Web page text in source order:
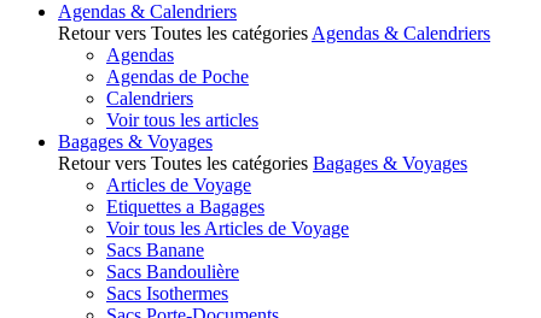
Agendas & Calendriers
Retour vers Toutes les catégories Agendas & Calendriers
Agendas
Agendas de Poche
Calendriers
Voir tous les articles
Bagages & Voyages
Retour vers Toutes les catégories Bagages & Voyages
Articles de Voyage
Etiquettes a Bagages
Voir tous les Articles de Voyage
Sacs Banane
Sacs Bandoulière
Sacs Isothermes